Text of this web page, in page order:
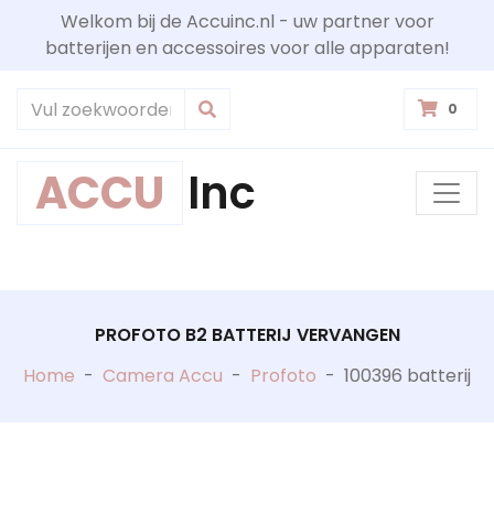
Welkom bij de Accuinc.nl - uw partner voor
batterijen en accessoires voor alle apparaten!
0
ACCU Inc
PROFOTO B2 BATTERIJ VERVANGEN
Home - Camera Accu - Profoto - 100396 batterij